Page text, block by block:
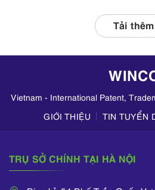
liên quan, tập
trung kiểm tra
Tải thêm
Vietnam - International Patent,
GIỚI THIỆU
TIN TUYỂN
TRỤ SỞ CHÍNH TẠI HÀ NỘI